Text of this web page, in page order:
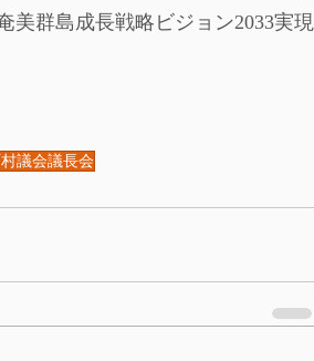
美群島成長戦略ビジョン2033実現
議会議長会